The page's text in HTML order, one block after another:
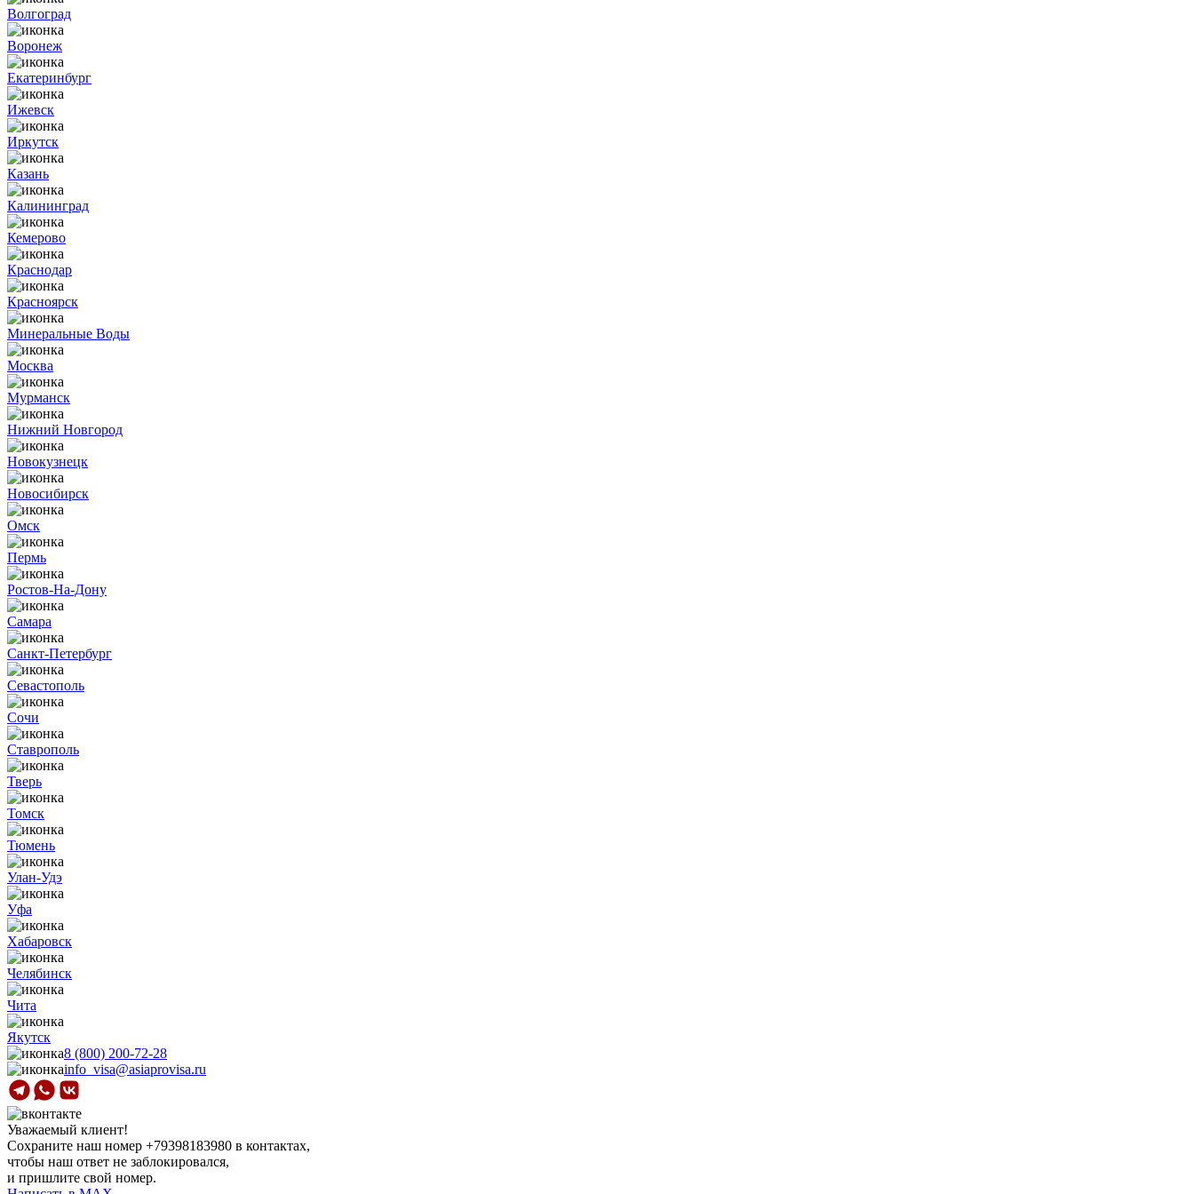
Волгоград
Воронеж
Екатеринбург
Ижевск
Иркутск
Казань
Калининград
Кемерово
Краснодар
Красноярск
Минеральные Воды
Москва
Мурманск
Нижний Новгород
Новокузнецк
Новосибирск
Омск
Пермь
Ростов-На-Дону
Самара
Санкт-Петербург
Севастополь
Сочи
Ставрополь
Тверь
Томск
Тюмень
Улан-Удэ
Уфа
Хабаровск
Челябинск
Чита
Якутск
8 (800) 200-72-28
info_visa@asiaprovisa.ru
Уважаемый клиент!
Сохраните наш номер +79398183980 в контактах,
чтобы наш ответ не заблокировался,
и пришлите свой номер.